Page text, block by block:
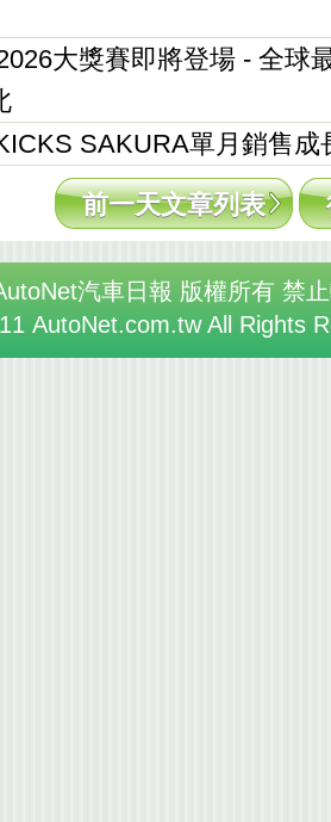
大獎賽即將登場 - 全球
SAKURA單月銷售成
前一天文章列表
汽車日報 版權所有 禁
AutoNet.com.tw All Rights